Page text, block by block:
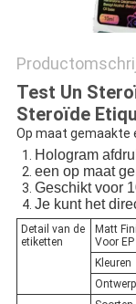
Test Un
Steroïde
Op maat gemaakte
Hologram
een op maat
Geschikt voor
Je kunt het
Detail van de
etiketten
Matt
Voor
Kleuren
Ontwerp